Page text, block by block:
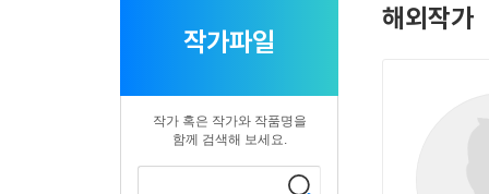
작가파일
작가 혹은 작가와 작품명을
함께 검색해 보세요.
해외작가